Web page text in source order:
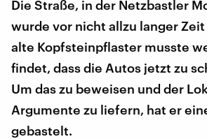
Die Straße, in der Netzbastler
wurde vor nicht allzu langer
alte Kopfsteinpflaster musste
findet, dass die Autos jetzt zu
Um das zu beweisen und der
Argumente zu liefern, hat er
gebastelt.